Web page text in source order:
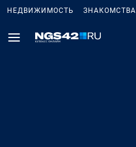
НЕДВИЖИМОСТЬ ЗНАКОМСТВА